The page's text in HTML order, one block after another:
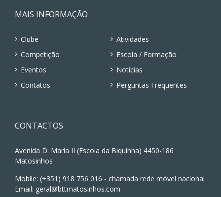
MAIS INFORMAÇÃO
Clube
Atividades
Competição
Escola / Formação
Eventos
Notícias
Contatos
Perguntas Frequentes
CONTACTOS
Avenida D. Maria II (Escola da Biquinha) 4450-186
Matosinhos
Mobile: (+351) 918 756 016 - chamada rede móvel nacional
Email: geral@bttmatosinhos.com